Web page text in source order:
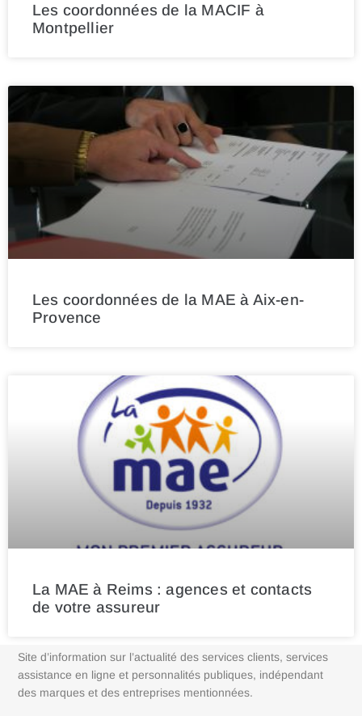
Les coordonnées de la MACIF à
Montpellier
Les coordonnées de la MAE à Aix-en-
Provence
La MAE à Reims : agences et contacts
de votre assureur
Site d’information sur l’actualité des services clients, services
assistance en ligne et personnalités publiques, indépendant
des marques et des entreprises mentionnées.